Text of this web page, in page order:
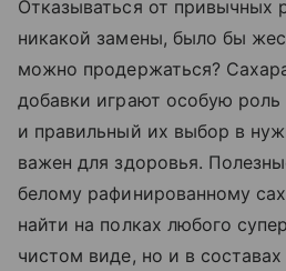
Отказываться от привычных
никакой замены, было бы
можно продержаться?
добавки играют особую роль
и правильный их выбор в
важен для здоровья.
белому рафинированному
найти на полках любого
чистом виде, но и в